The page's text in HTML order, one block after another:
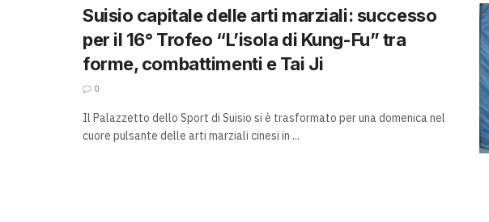
Suisio capitale delle arti marziali: successo
per il 16° Trofeo “L’isola di Kung-Fu” tra
forme, combattimenti e Tai Ji
0
Il Palazzetto dello Sport di Suisio si è trasformato per una domenica nel
cuore pulsante delle arti marziali cinesi in ...